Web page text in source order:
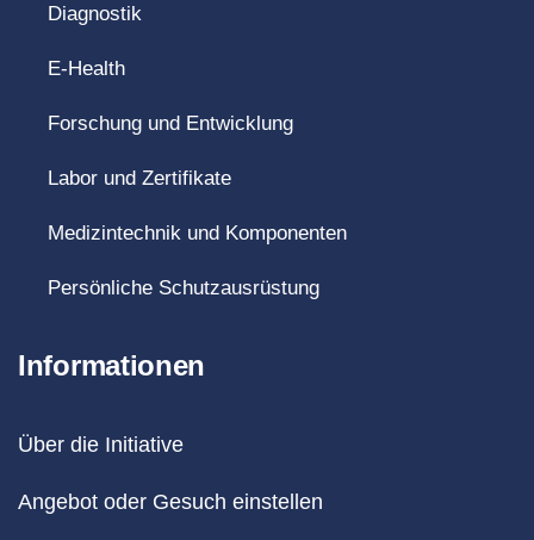
Diagnostik
E-Health
Forschung und Entwicklung
Labor und Zertifikate
Medizintechnik und Komponenten
Persönliche Schutzausrüstung
Informationen
Über die Initiative
Angebot oder Gesuch einstellen